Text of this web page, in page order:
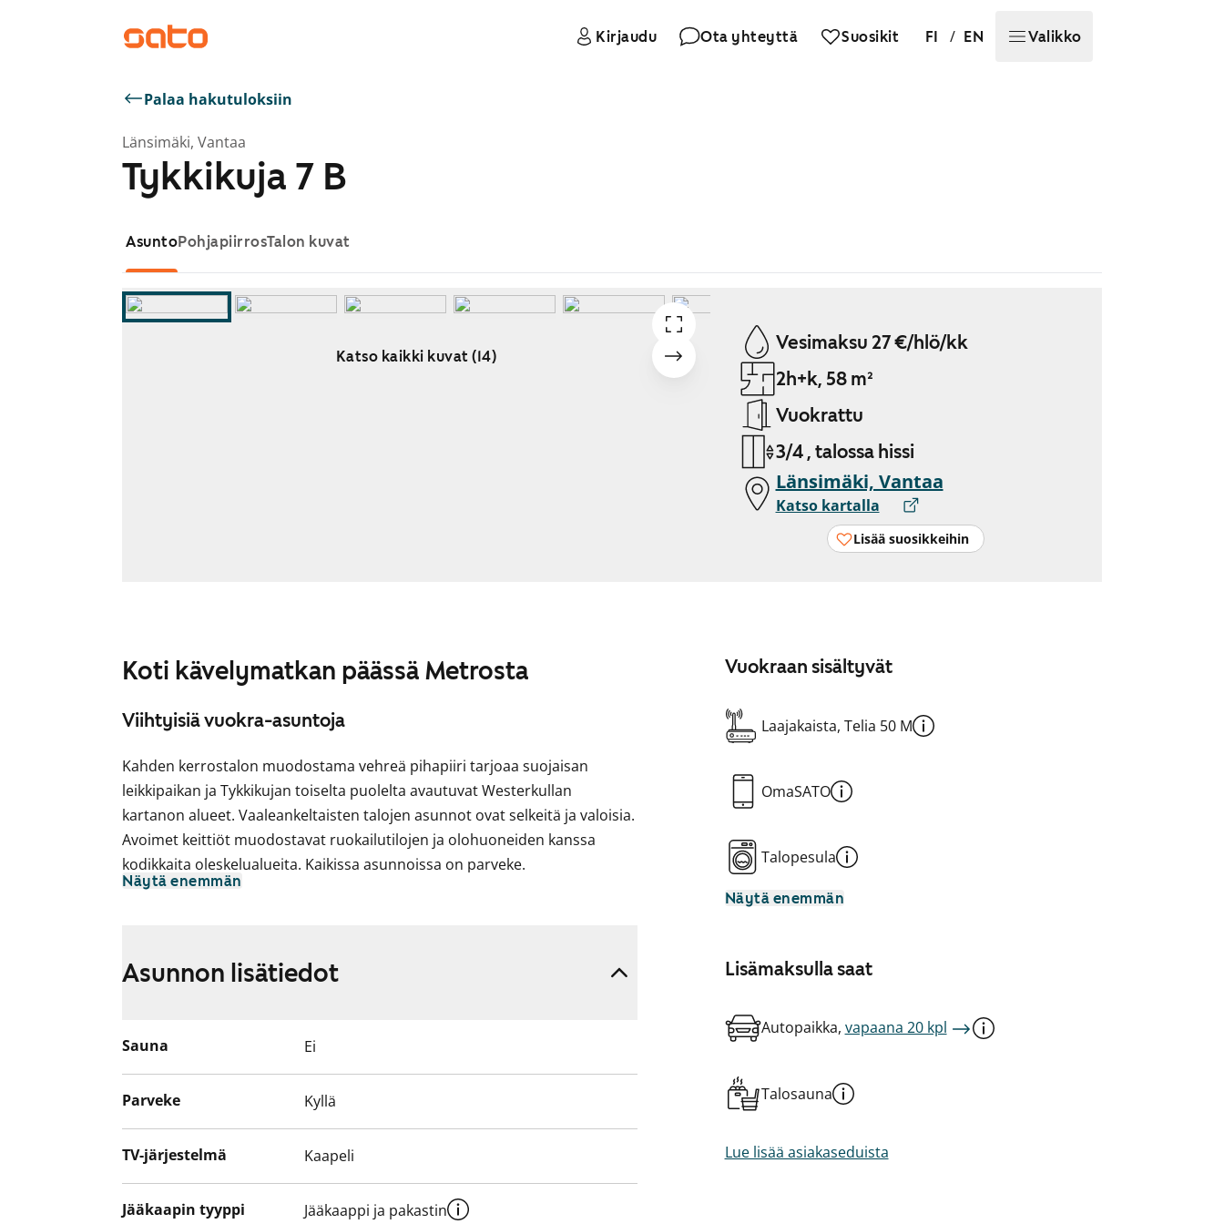
Kirjaudu Ota yhteyttä Suosikit FI / EN Valikko
Palaa hakutuloksiin
Länsimäki, Vantaa
Tykkikuja 7 B
AsuntoPohjapiirrosTalon kuvat
Katso kaikki kuvat (14)
Vesimaksu 27 €/hlö/kk
2h+k, 58 m²
Vuokrattu
3/4 , talossa hissi
Länsimäki, Vantaa
Katso kartalla
Lisää suosikkeihin
Koti kävelymatkan päässä Metrosta
Viihtyisiä vuokra-asuntoja
Kahden kerrostalon muodostama vehreä pihapiiri tarjoaa suojaisan
leikkipaikan ja Tykkikujan toiselta puolelta avautuvat Westerkullan
kartanon alueet. Vaaleankeltaisten talojen asunnot ovat selkeitä ja valoisia.
Avoimet keittiöt muodostavat ruokailutilojen ja olohuoneiden kanssa
kodikkaita oleskelualueita. Kaikissa asunnoissa on parveke.
Näytä enemmän
Vuokraan sisältyvät
Laajakaista, Telia 50 M
OmaSATO
Talopesula
Näytä enemmän
Lisämaksulla saat
Autopaikka, vapaana 20 kpl
Talosauna
Lue lisää asiakaseduista
Asunnon lisätiedot
Sauna Ei
Parveke Kyllä
TV-järjestelmä Kaapeli
Jääkaapin tyyppi Jääkaappi ja pakastin